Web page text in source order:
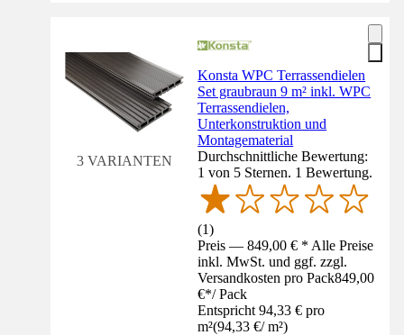
3 VARIANTEN
Konsta WPC Terrassendielen
Set graubraun 9 m² inkl. WPC
Terrassendielen,
Unterkonstruktion und
Montagematerial
Durchschnittliche Bewertung:
1 von 5 Sternen. 1 Bewertung.
(1)
Preis — 849,00 € * Alle Preise
inkl. MwSt. und ggf. zzgl.
Versandkosten pro Pack849,00
€*/ Pack
Entspricht 94,33 € pro
m²(94,33 €/ m²)